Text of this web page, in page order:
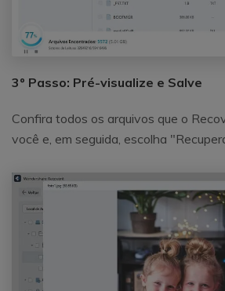
3º Passo: Pré-visualize e Salve
Confira todos os arquivos que o
você e, em seguida, escolha